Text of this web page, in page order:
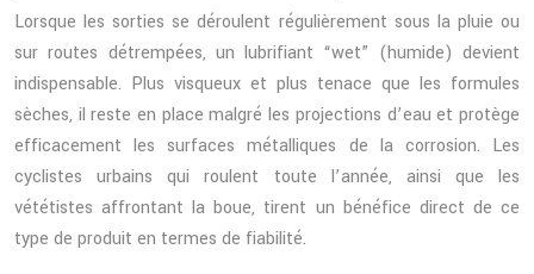
Lorsque les sorties se déroulent régulièrement sous la pluie ou
sur routes détrempées, un lubrifiant “wet” (humide) devient
indispensable. Plus visqueux et plus tenace que les formules
sèches, il reste en place malgré les projections d’eau et protège
efficacement les surfaces métalliques de la corrosion. Les
cyclistes urbains qui roulent toute l’année, ainsi que les
vététistes affrontant la boue, tirent un bénéfice direct de ce
type de produit en termes de fiabilité.